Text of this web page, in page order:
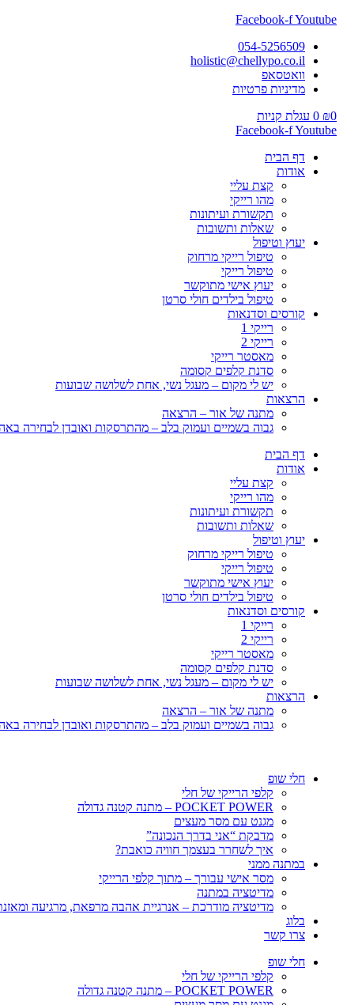
Facebook-fYoutube
054-5256509
holistic@chellypo.co.il
וואטסאפ
מדיניות פרטיות
₪0
0 עגלת קניות
Facebook-fYoutube
דף הבית
אודות
קצת עליי
מהו רייקי
תקשורת ועיתונות
שאלות ותשובות
יעוץ וטיפול
טיפול רייקי מרחוק
טיפול רייקי
יעוץ אישי מתוקשר
טיפול בילדים חולי סרטן
קורסים וסדנאות
רייקי 1
רייקי 2
מאסטר רייקי
סדנת קלפים קסומה
יש לי מקום – מעגל נשי, אחת לשלושה שבועות
הרצאות
מתנה של אור – הרצאה
גבוה בשמיים ועמוק בלב – מהתרסקות ואובדן לבחירה
דף הבית
אודות
קצת עליי
מהו רייקי
תקשורת ועיתונות
שאלות ותשובות
יעוץ וטיפול
טיפול רייקי מרחוק
טיפול רייקי
יעוץ אישי מתוקשר
טיפול בילדים חולי סרטן
קורסים וסדנאות
רייקי 1
רייקי 2
מאסטר רייקי
סדנת קלפים קסומה
יש לי מקום – מעגל נשי, אחת לשלושה שבועות
הרצאות
מתנה של אור – הרצאה
גבוה בשמיים ועמוק בלב – מהתרסקות ואובדן לבחירה
חלי שופ
קלפי הרייקי של חלי
POCKET POWER – מתנה קטנה גדולה
מגנט עם מסר מעצים
מדבקת “אני בדרך הנכונה”
איך לשחרר בעצמך חוויה כואבת?
במתנה ממני
מסר אישי עבורך – מתוך קלפי הרייקי
מדיטציה במתנה
מדיטציה מודרכת – אנרגיית אהבה מרפאת, מרגיעה
בלוג
צרו קשר
חלי שופ
קלפי הרייקי של חלי
POCKET POWER – מתנה קטנה גדולה